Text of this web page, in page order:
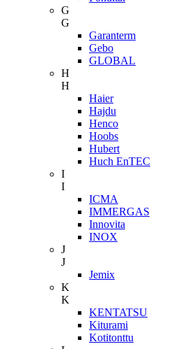
G
G
Garanterm
Gebo
GLOBAL
H
H
Haier
Hajdu
Henco
Hoobs
Hubert
Huch EnTEC
I
I
ICMA
IMMERGAS
Innovita
INOX
J
J
Jemix
K
K
KENTATSU
Kiturami
Kotitonttu